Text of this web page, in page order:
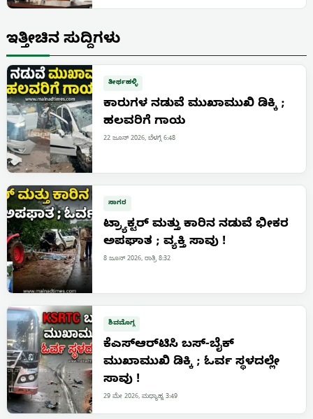
ಇತ್ತೀಚಿನ ಸುದ್ದಿಗಳು
ತೀರ್ಥಹಳ್ಳಿ
ಕಾರುಗಳ ನಡುವೆ ಮುಖಾಮುಖಿ ಡಿಕ್ಕಿ ;
ಹಲವರಿಗೆ ಗಾಯ
22 ಜೂನ್ 2026, ಬೆಳಗ್ಗೆ 6:48
ಸಾಗರ
ಟ್ರ್ಯಾಕ್ಟರ್ ಮತ್ತು ಕಾರಿನ ನಡುವೆ ಭೀಕರ
ಅಪಘಾತ ; ವ್ಯಕ್ತಿ ಸಾವು !
8 ಜೂನ್ 2026, ರಾತ್ರಿ 8:32
ಶಿವಮೊಗ್ಗ
ಕೆಎಸ್‌ಆರ್‌ಟಿಸಿ ಬಸ್-ಬೈಕ್
ಮುಖಾಮುಖಿ ಡಿಕ್ಕಿ ; ಓರ್ವ ಸ್ಥಳದಲ್ಲೇ
ಸಾವು !
29 ಮೇ 2026, ಮಧ್ಯಾಹ್ನ 3:49